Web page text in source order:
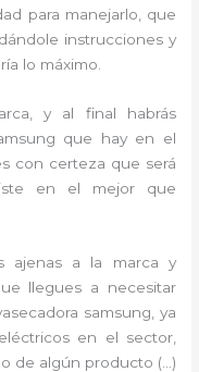
para manejarlo, que
instrucciones y
lo máximo.
y al final habrás
que hay en el
con certeza que será
en el mejor que
ajenas a la marca y
llegues a necesitar
samsung, ya
en el sector,
de algún producto (…)